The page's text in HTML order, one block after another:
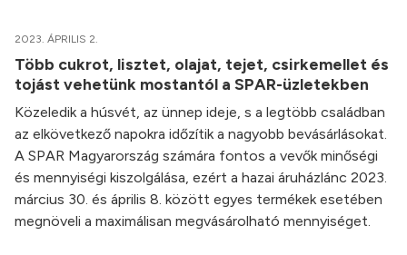
2023. ÁPRILIS 2.
Több cukrot, lisztet, olajat, tejet, csirkemellet és
tojást vehetünk mostantól a SPAR-üzletekben
Közeledik a húsvét, az ünnep ideje, s a legtöbb családban
az elkövetkező napokra időzítik a nagyobb bevásárlásokat.
A SPAR Magyarország számára fontos a vevők minőségi
és mennyiségi kiszolgálása, ezért a hazai áruházlánc 2023.
március 30. és április 8. között egyes termékek esetében
megnöveli a maximálisan megvásárolható mennyiséget.